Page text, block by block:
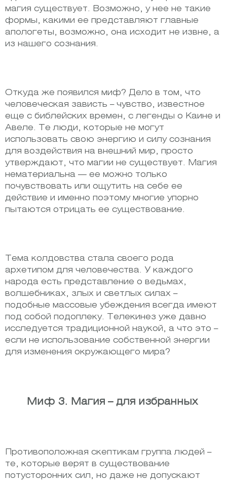
магия существует. Возможно, у нее не такие
формы, какими ее представляют главные
апологеты, возможно, она исходит не извне, а
из нашего сознания.
Откуда же появился миф? Дело в том, что
человеческая зависть – чувство, известное
еще с библейских времен, с легенды о Каине и
Авеле. Те люди, которые не могут
использовать свою энергию и силу сознания
для воздействия на внешний мир, просто
утверждают, что магии не существует. Магия
нематериальна — ее можно только
почувствовать или ощутить на себе ее
действие и именно поэтому многие упорно
пытаются отрицать ее существование.
Тема колдовства стала своего рода
архетипом для человечества. У каждого
народа есть представление о ведьмах,
волшебниках, злых и светлых силах –
подобные массовые убеждения всегда имеют
под собой подоплеку. Телекинез уже давно
исследуется традиционной наукой, а что это –
если не использование собственной энергии
для изменения окружающего мира?
Миф 3. Магия – для избранных
Противоположная скептикам группа людей –
те, которые верят в существование
потусторонних сил, но даже не допускают